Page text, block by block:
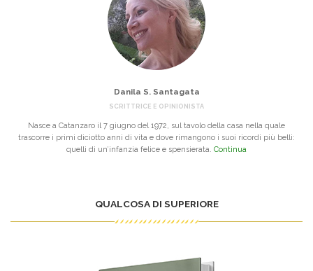
Danila S. Santagata
SCRITTRICE E OPINIONISTA
Nasce a Catanzaro il 7 giugno del 1972, sul tavolo della casa nella quale
trascorre i primi diciotto anni di vita e dove rimangono i suoi ricordi più belli:
quelli di un’infanzia felice e spensierata. Continua
QUALCOSA DI SUPERIORE